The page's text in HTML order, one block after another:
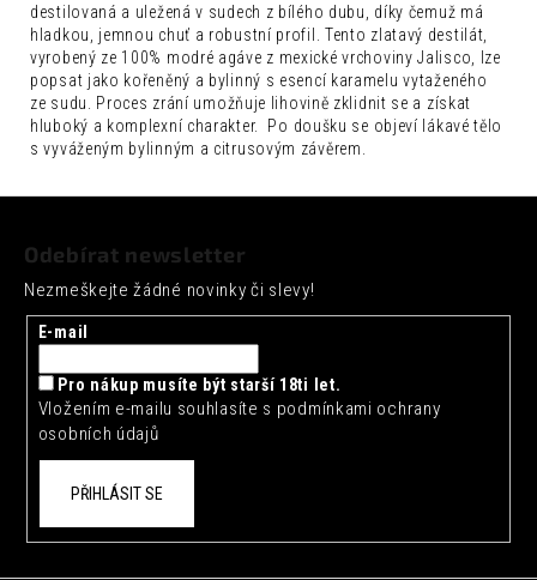
destilovaná a uležená v sudech z bílého dubu, díky čemuž má
hladkou, jemnou chuť a robustní profil. Tento zlatavý destilát,
vyrobený ze 100% modré agáve z mexické vrchoviny Jalisco, lze
popsat jako kořeněný a bylinný s esencí karamelu vytaženého
ze sudu. Proces zrání umožňuje lihovině zklidnit se a získat
hluboký a komplexní charakter. Po doušku se objeví lákavé tělo
s vyváženým bylinným a citrusovým závěrem.
SEICHA
MATCHA
GRAPEFRUIT
0,33L
42
Kč
Odebírat newsletter
Nezmeškejte žádné novinky či slevy!
E-mail
Pro nákup musíte být starší 18ti let.
Vložením e-mailu souhlasíte s podmínkami ochrany
osobních údajů
PŘIHLÁSIT SE